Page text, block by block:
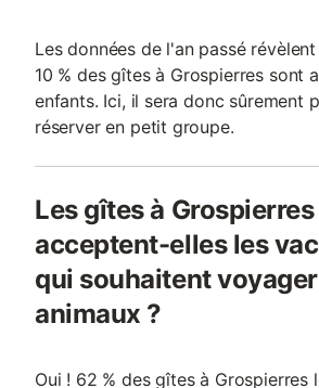
Les données de l'an passé
10 % des gîtes à Grospierres sont
enfants. Ici, il sera donc sûrement
réserver en petit groupe.
Les gîtes à Grospierres
acceptent-elles les
qui souhaitent
animaux ?
Oui ! 62 % des gîtes à Grospierres